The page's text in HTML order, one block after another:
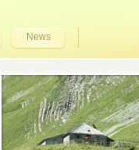
News